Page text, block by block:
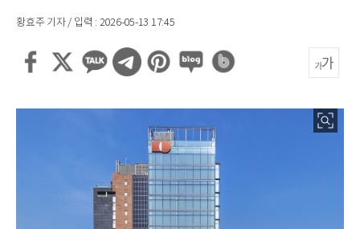
황효주 기자 / 입력 : 2026-05-13 17:45